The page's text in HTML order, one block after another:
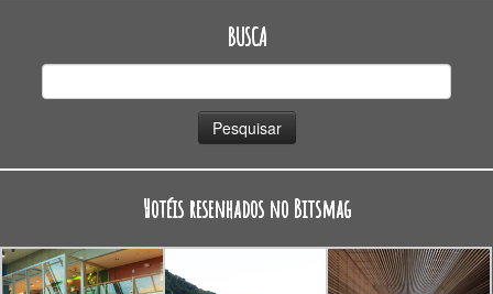
BUSCA
Hotéis resenhados no Bitsmag